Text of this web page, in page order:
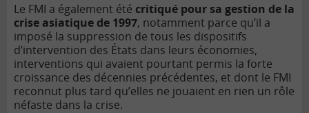
Le FMI a également été critiqué pour sa gestion de la
crise asiatique de 1997, notamment parce qu’il a
imposé la suppression de tous les dispositifs
d’intervention des États dans leurs économies,
interventions qui avaient pourtant permis la forte
croissance des décennies précédentes, et dont le FMI
reconnut plus tard qu’elles ne jouaient en rien un rôle
néfaste dans la crise.